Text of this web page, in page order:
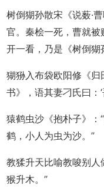
树倒猢孙散宋《说薮·
官。秦桧一死，曹就
开一看，乃是《树倒猢
猢狲入布袋欧阳修《
书》，语其妻刁氏曰：
猿鹤虫沙《抱朴子》：
鹤，小人为虫为沙。”
教猱升天比喻教唆别人
猴升木。”